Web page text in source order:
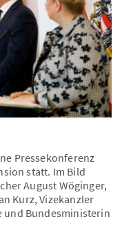
Pressekonferenz
statt. Im Bild
August Wöginger,
Kurz, Vizekanzler
und Bundesministerin